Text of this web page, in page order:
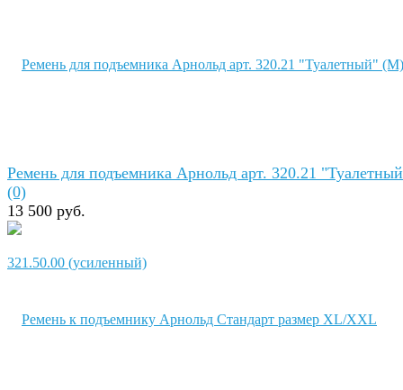
Ремень для подъемника Арнольд арт. 320.21
(0)
13 500 руб.